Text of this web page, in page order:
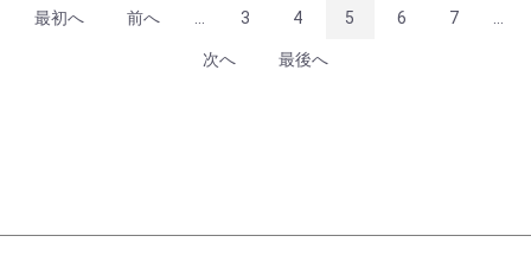
最初へ 前へ 3 4 5 6 7
次へ 最後へ